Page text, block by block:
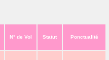
N° de Vol Statut Ponctualité